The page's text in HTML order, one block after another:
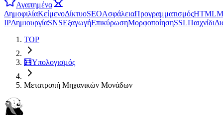
Αγαπημένα
ΔημοφιλίαΚείμενοΔίκτυοSEOΑσφάλειαΠρογραμματισμόςHTML
IPΔημιουργίαSNSΕξαγωγήΕπικύρωσηΜορφοποίησηSSLΠαιχνίδι
TOP
🧮Υπολογισμός
Μετατροπή Μηχανικών Μονάδων